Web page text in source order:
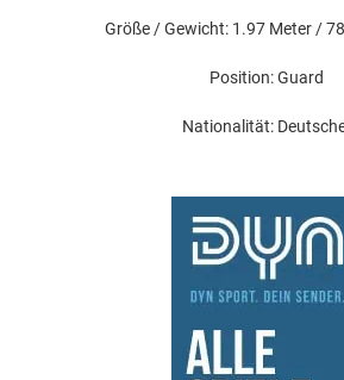
Größe / Gewicht: 1.97 Meter /
Position: Guard
Nationalität: